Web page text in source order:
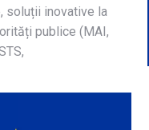
soluții inovative la
publice (MAI,